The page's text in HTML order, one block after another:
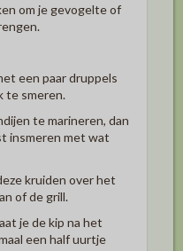
om je gevogelte of
een paar druppels
te smeren.
te marineren, dan
insmeren met wat
kruiden over het
of de grill.
je de kip na het
een half uurtje